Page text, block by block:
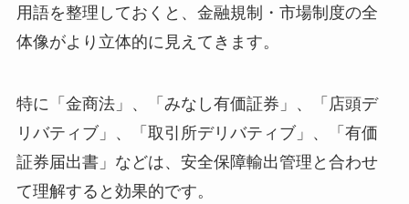
用語を整理しておくと、金融規制・市場制度の全
体像がより立体的に見えてきます。
特に「金商法」、「みなし有価証券」、「店頭デ
リバティブ」、「取引所デリバティブ」、「有価
証券届出書」などは、安全保障輸出管理と合わせ
て理解すると効果的です。